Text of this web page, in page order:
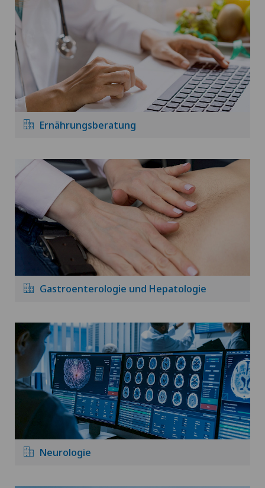
Ernährungsberatung
Gastroenterologie und Hepatologie
Neurologie